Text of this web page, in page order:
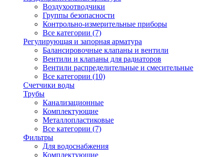
Воздухоотводчики
Группы безопасности
Контрольно-измерительные приборы
Все категории (7)
Регулирующая и запорная арматура
Балансировочные клапаны и вентили
Вентили и клапаны для радиаторов
Вентили распределительные и смесительные
Все категории (10)
Счетчики воды
Трубы
Канализационные
Комплектующие
Металлопластиковые
Все категории (7)
Фильтры
Для водоснабжения
Комплектующие